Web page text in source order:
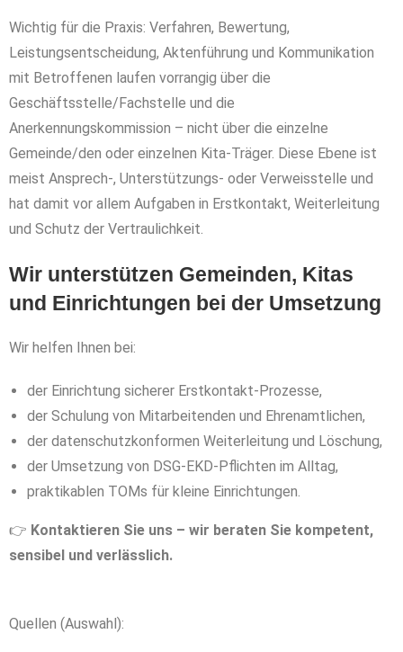
Wichtig für die Praxis: Verfahren, Bewertung,
Leistungsentscheidung, Aktenführung und Kommunikation
mit Betroffenen laufen vorrangig über die
Geschäftsstelle/Fachstelle und die
Anerkennungskommission – nicht über die einzelne
Gemeinde/den oder einzelnen Kita‑Träger. Diese Ebene ist
meist Ansprech‑, Unterstützungs‑ oder Verweisstelle und
hat damit vor allem Aufgaben in Erstkontakt, Weiterleitung
und Schutz der Vertraulichkeit.
Wir unterstützen Gemeinden, Kitas
und Einrichtungen bei der Umsetzung
Wir helfen Ihnen bei:
der Einrichtung sicherer Erstkontakt‑Prozesse,
der Schulung von Mitarbeitenden und Ehrenamtlichen,
der datenschutzkonformen Weiterleitung und Löschung,
der Umsetzung von DSG‑EKD‑Pflichten im Alltag,
praktikablen TOMs für kleine Einrichtungen.
👉 Kontaktieren Sie uns – wir beraten Sie kompetent,
sensibel und verlässlich.
Quellen (Auswahl):